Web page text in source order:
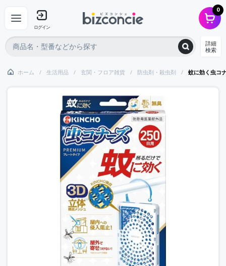
ログイン
0
詳細
検索
ホーム 生活用品 玄関・フロア雑貨 防虫剤・殺虫剤 蚊に効く虫コ